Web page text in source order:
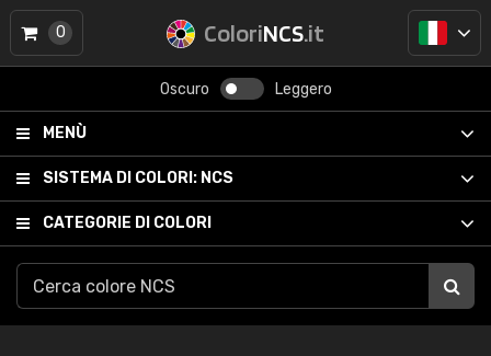
ColoriNCS.it
Oscuro Leggero
MENÙ
SISTEMA DI COLORI: NCS
CATEGORIE DI COLORI
0